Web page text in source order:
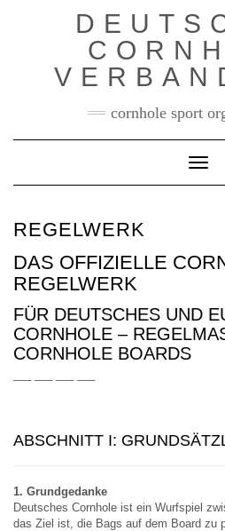
cornhole sport
REGELWERK
DAS OFFIZIELLE
REGELWERK
FÜR DEUTSCHES UND
CORNHOLE –
ORNHOLE BOARDS
—– —– —– —–
ABSCHNITT I:
1. Grundgedanke
Deutsches Cornhole ist ein Wurfspiel
das Ziel ist, die Bags auf dem Board zu